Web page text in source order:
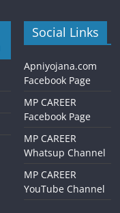
Social Links
Apniyojana.com
Facebook Page
MP CAREER
Facebook Page
MP CAREER
Whatsup Channel
MP CAREER
YouTube Channel